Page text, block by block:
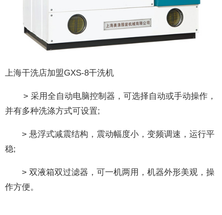
上海干洗店加盟GXS-8干洗机
> 采用全自动电脑控制器，可选择自动或手动操作，
并有多种洗涤方式可设置;
> 悬浮式减震结构，震动幅度小，变频调速，运行平
稳;
> 双液箱双过滤器，可一机两用，机器外形美观，操
作方便。